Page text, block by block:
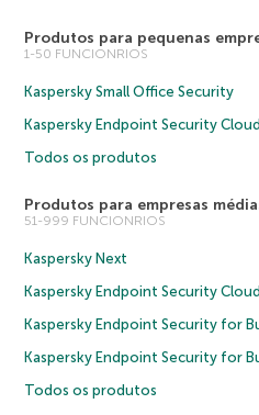
Produtos para pequenas
1-50 FUNCIONRIOS
Kaspersky Small Office Security
Kaspersky Endpoint Security Cloud
Todos os produtos
Produtos para empresas
51-999 FUNCIONRIOS
Kaspersky Next
Kaspersky Endpoint Security Cloud
Kaspersky Endpoint Security for
Kaspersky Endpoint Security for
Todos os produtos